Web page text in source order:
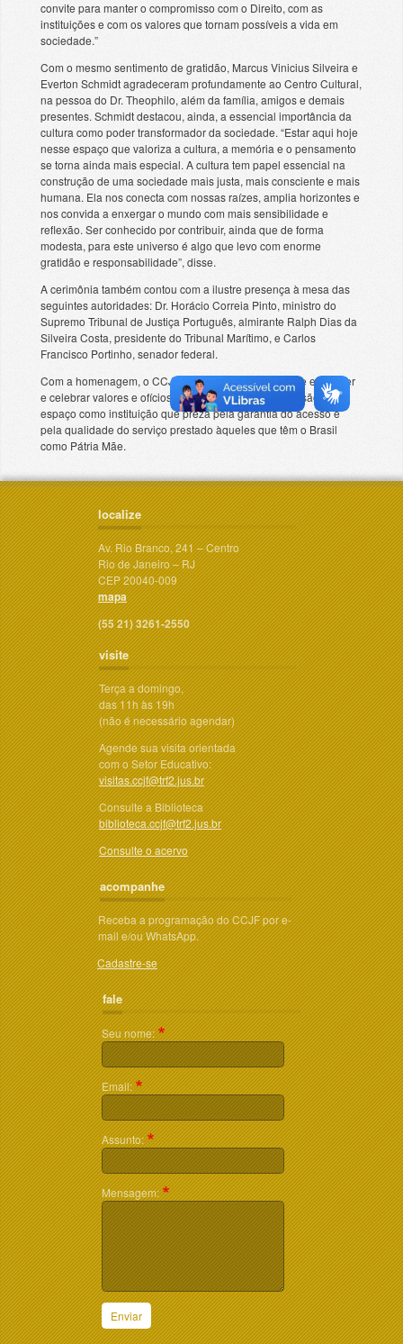
convite para manter o compromisso com o Direito, com as
instituições e com os valores que tornam possíveis a vida em
sociedade.”
Com o mesmo sentimento de gratidão, Marcus Vinicius Silveira e
Everton Schmidt agradeceram profundamente ao Centro Cultural,
na pessoa do Dr. Theophilo, além da família, amigos e demais
presentes. Schmidt destacou, ainda, a essencial importância da
cultura como poder transformador da sociedade. “Estar aqui hoje
nesse espaço que valoriza a cultura, a memória e o pensamento
se torna ainda mais especial. A cultura tem papel essencial na
construção de uma sociedade mais justa, mais consciente e mais
humana. Ela nos conecta com nossas raízes, amplia horizontes e
nos convida a enxergar o mundo com mais sensibilidade e
reflexão. Ser conhecido por contribuir, ainda que de forma
modesta, para este universo é algo que levo com enorme
gratidão e responsabilidade”, disse.
A cerimônia também contou com a ilustre presença à mesa das
seguintes autoridades: Dr. Horácio Correia Pinto, ministro do
Supremo Tribunal de Justiça Português, almirante Ralph Dias da
Silveira Costa, presidente do Tribunal Marítimo, e Carlos
Francisco Portinho, senador federal.
Com a homenagem, o CCJF reitera o compromisso de enaltecer
e celebrar valores e ofícios que vão ao encontro da visão do
espaço como instituição que preza pela garantia do acesso e
pela qualidade do serviço prestado àqueles que têm o Brasil
como Pátria Mãe.
localize
Av. Rio Branco, 241 – Centro
Rio de Janeiro – RJ
CEP 20040-009
mapa
(55 21) 3261-2550
visite
Terça a domingo,
das 11h às 19h
(não é necessário agendar)
Agende sua visita orientada
com o Setor Educativo:
visitas.ccjf@trf2.jus.br
Consulte a Biblioteca
biblioteca.ccjf@trf2.jus.br
Consulte o acervo
acompanhe
Receba a programação do CCJF por e-
mail e/ou WhatsApp.
Cadastre-se
fale
Seu nome:
Email:
Assunto:
Mensagem:
Enviar